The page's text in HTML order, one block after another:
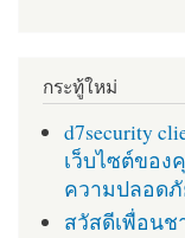
กระทู้ใหม่
d7security
เว็บไซต์ของ
ความปลอดภั
สวัสดีเพื่อนช